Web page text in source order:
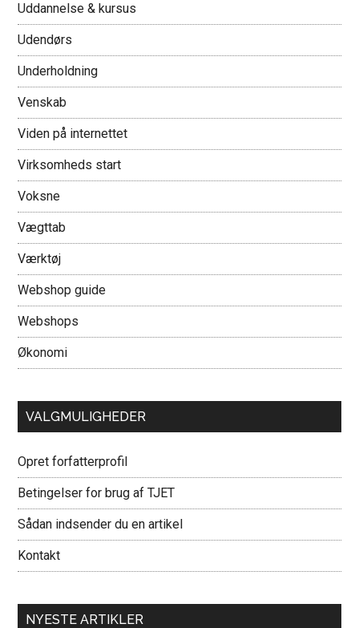
Uddannelse & kursus
Udendørs
Underholdning
Venskab
Viden på internettet
Virksomheds start
Voksne
Vægttab
Værktøj
Webshop guide
Webshops
Økonomi
VALGMULIGHEDER
Opret forfatterprofil
Betingelser for brug af TJET
Sådan indsender du en artikel
Kontakt
NYESTE ARTIKLER